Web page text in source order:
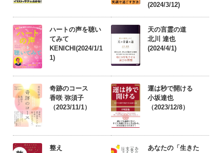
(2024/3/12)
ハートの声を聴い
てみて
KENICHI(2024/1/1
1)
天の言霊の道
北川 達也
(2024/4/1)
奇跡のコース
香咲 弥須子
（2023/11/1）
運は秒で開ける
小坂達也
（2023/12/8）
整え
あなたの「生きた